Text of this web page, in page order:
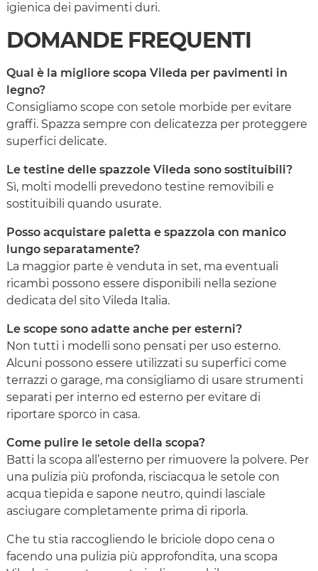
igienica dei pavimenti duri.
DOMANDE FREQUENTI
Qual è la migliore scopa Vileda per pavimenti in
legno?
Consigliamo scope con setole morbide per evitare
graffi. Spazza sempre con delicatezza per proteggere
superfici delicate.
Le testine delle spazzole Vileda sono sostituibili?
Sì, molti modelli prevedono testine removibili e
sostituibili quando usurate.
Posso acquistare paletta e spazzola con manico
lungo separatamente?
La maggior parte è venduta in set, ma eventuali
ricambi possono essere disponibili nella sezione
dedicata del sito Vileda Italia.
Le scope sono adatte anche per esterni?
Non tutti i modelli sono pensati per uso esterno.
Alcuni possono essere utilizzati su superfici come
terrazzi o garage, ma consigliamo di usare strumenti
separati per interno ed esterno per evitare di
riportare sporco in casa.
Come pulire le setole della scopa?
Batti la scopa all’esterno per rimuovere la polvere. Per
una pulizia più profonda, risciacqua le setole con
acqua tiepida e sapone neutro, quindi lasciale
asciugare completamente prima di riporla.
Che tu stia raccogliendo le briciole dopo cena o
facendo una pulizia più approfondita, una scopa